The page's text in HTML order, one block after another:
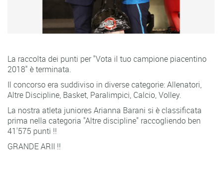
La raccolta dei punti per "Vota il tuo campione piacentino
2018" è terminata.
Il concorso era suddiviso in diverse categorie: Allenatori,
Altre Discipline, Basket, Paralimpici, Calcio, Volley.
La nostra atleta juniores Arianna Barani si è classificata
prima nella categoria "Altre discipline" raccogliendo ben
41'575 punti !!
GRANDE ARII !!